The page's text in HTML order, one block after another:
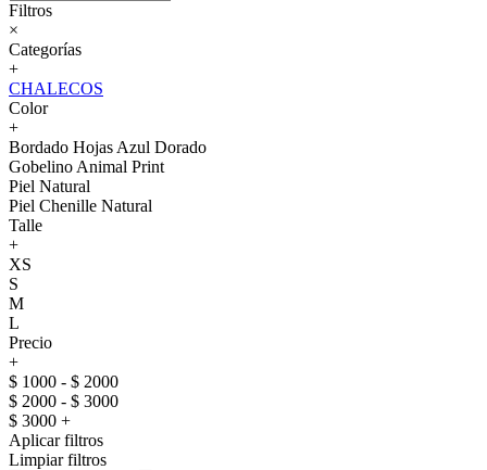
Filtros
×
Categorías
+
CHALECOS
Color
+
Bordado Hojas Azul Dorado
Gobelino Animal Print
Piel Natural
Piel Chenille Natural
Talle
+
XS
S
M
L
Precio
+
$ 1000 - $ 2000
$ 2000 - $ 3000
$ 3000 +
Aplicar filtros
Limpiar filtros